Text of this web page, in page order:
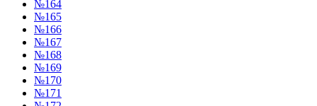
№164
№165
№166
№167
№168
№169
№170
№171